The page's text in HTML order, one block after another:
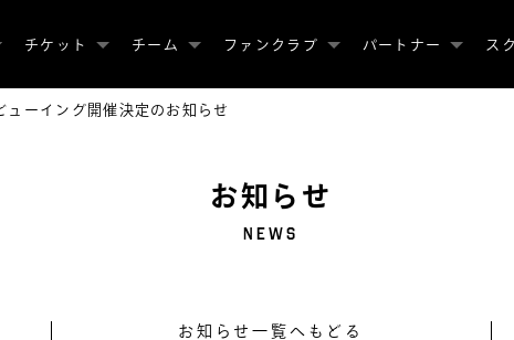
チケット チーム ファンクラブ パートナー ス
ーイング開催決定のお知らせ
お知らせ
NEWS
お知らせ一覧へもどる